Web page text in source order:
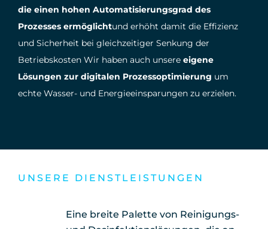
die einen hohen Automatisierungsgrad des
Prozesses ermöglichtund erhöht damit die Effizienz
und Sicherheit bei gleichzeitiger Senkung der
Betriebskosten Wir haben auch unsere eigene
Lösungen zur digitalen Prozessoptimierung um
echte Wasser- und Energieeinsparungen zu erzielen.
UNSERE DIENSTLEISTUNGEN
Eine breite Palette von Reinigungs-